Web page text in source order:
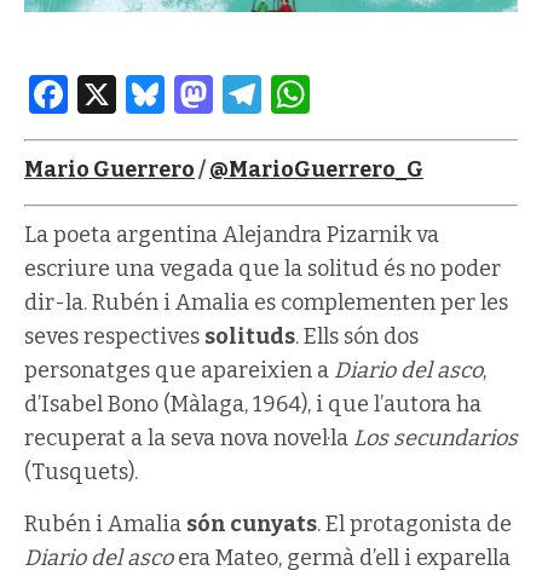
Facebook
X Bluesky
Mastodon
Telegram
Mario Guerrero/@MarioGuerrero_G
La poeta argentina Alejandra Pizarnik va
escriure una vegada que la solitud és no poder
dir-la. Rubén i Amalia es complementen per les
seves respectives solituds. Ells són dos
personatges que apareixien a Diario del asco,
d’Isabel Bono (Màlaga, 1964), i que l’autora ha
recuperat a la seva nova novel·la Los secundarios
(Tusquets).
Rubén i Amalia són cunyats. El protagonista de
Diario del ascoera Mateo, germà d’ell i exparella